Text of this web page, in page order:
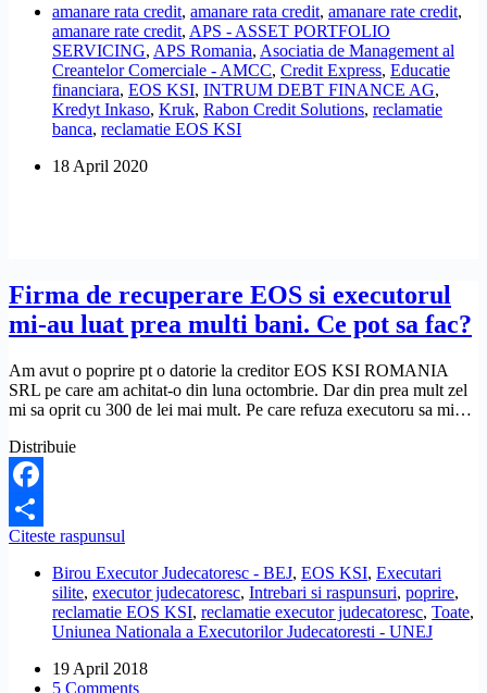
recuperare
creante
amana
ratele
datornicilor
si
suspenda
silite
amanare rata credit, amanare rata credit, amanare rate credit,
amanare rate credit, APS - ASSET PORTFOLIO
SERVICING, APS Romania, Asociatia de Management al
Creantelor Comerciale - AMCC, Credit Express, Educatie
financiara, EOS KSI, INTRUM DEBT FINANCE AG,
Kredyt Inkaso, Kruk, Rabon Credit Solutions, reclamatie
banca, reclamatie EOS KSI
18 April 2020
Firma de recuperare EOS si executorul
mi-au luat prea multi bani. Ce pot sa fac?
Am avut o poprire pt o datorie la creditor EOS KSI ROMANIA
SRL pe care am achitat-o din luna octombrie. Dar din prea mult zel
mi sa oprit cu 300 de lei mai mult. Pe care refuza executoru sa mi…
Distribuie
Facebook
Share
Citeste raspunsul
recuperare
EOS
si
executorul
au
Birou Executor Judecatoresc - BEJ, EOS KSI, Executari
silite, executor judecatoresc, Intrebari si raspunsuri, poprire,
reclamatie EOS KSI, reclamatie executor judecatoresc, Toate,
Uniunea Nationala a Executorilor Judecatoresti - UNEJ
19 April 2018
5 Comments